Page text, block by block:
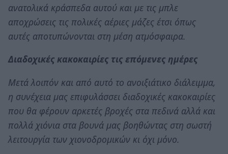
ανατολικά κράσπεδα αυτού και με τις μπλε
αποχρώσεις τις πολικές αέριες μάζες έτσι όπως
αυτές αποτυπώνονται στη μέση ατμόσφαιρα.
Διαδοχικές κακοκαιρίες τις επόμενες ημέρες
Μετά λοιπόν και από αυτό το ανοιξιάτικο διάλειμμα,
η συνέχεια μας επιφυλάσσει διαδοχικές κακοκαιρίες
που θα φέρουν αρκετές βροχές στα πεδινά αλλά και
πολλά χιόνια στα βουνά μας βοηθώντας στη σωστή
λειτουργία των χιονοδρομικών κι όχι μόνο.